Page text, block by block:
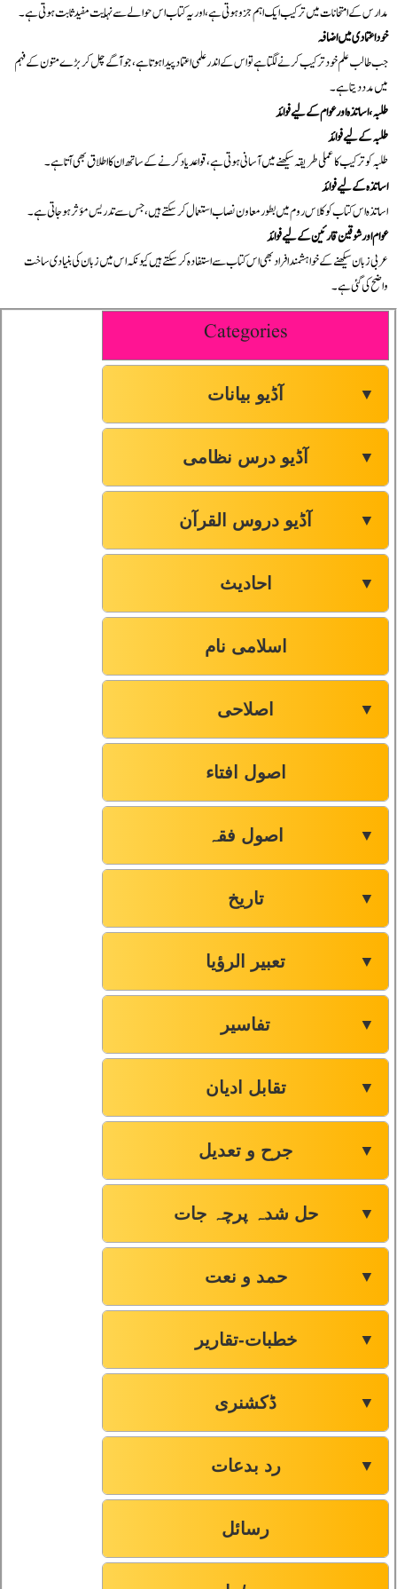
مدارس کے امتحانات میں ترکیب ایک اہم جزو ہوتی ہے، اور یہ کتاب اس حوالے سے نہایت مفید ثابت ہوتی ہے۔
خود اعتمادی میں اضافہ
جب طالب علم خود ترکیب کرنے لگتا ہے تو اس کے اندر علمی اعتماد پیدا ہوتا ہے، جو آگے چل کر بڑے متون کے فہم
میں مدد دیتا ہے۔
طلبہ، اساتذہ اور عوام کے لیے فوائد
طلبہ کے لیے فوائد
طلبہ کو ترکیب کا عملی طریقہ سیکھنے میں آسانی ہوتی ہے، قواعد یاد کرنے کے ساتھ ان کا اطلاق بھی آتا ہے۔
اساتذہ کے لیے فوائد
اساتذہ اس کتاب کو کلاس روم میں بطور معاون نصاب استعمال کر سکتے ہیں، جس سے تدریس مؤثر ہو جاتی ہے۔
عوام اور شوقین قارئین کے لیے فوائد
عربی زبان سیکھنے کے خواہشمند افراد بھی اس کتاب سے استفادہ کر سکتے ہیں کیونکہ اس میں زبان کی بنیادی ساخت
واضح کی گئی ہے۔
Categories
آڈیو بیانات ▼
آڈیو درس نظامی ▼
آڈیو دروس القرآن ▼
احادیث ▼
اسلامی نام
اصلاحی ▼
اصول افتاء
اصول فقہ ▼
تاریخ ▼
تعبیر الرؤیا ▼
تفاسیر ▼
تقابل ادیان ▼
جرح و تعدیل ▼
حل شدہ پرچہ جات ▼
حمد و نعت ▼
خطبات-تقاریر ▼
ڈکشنری ▼
رد بدعات ▼
رسائل